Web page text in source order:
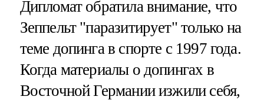
Дипломат обратила внимание, что
Зеппельт "паразитирует" только на
теме допинга в спорте с 1997 года.
Когда материалы о допингах в
Восточной Германии изжили себя,